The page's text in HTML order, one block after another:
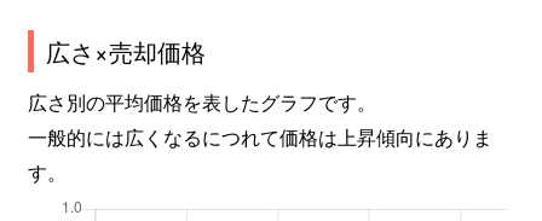
広さ×売却価格
広さ別の平均価格を表したグラフです。
一般的には広くなるにつれて価格は上昇傾向にありま
す。